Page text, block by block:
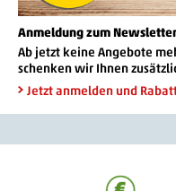
Anmeldung zum Newsletter
Ab jetzt keine Angebote
schenken wir Ihnen
Jetzt anmelden und